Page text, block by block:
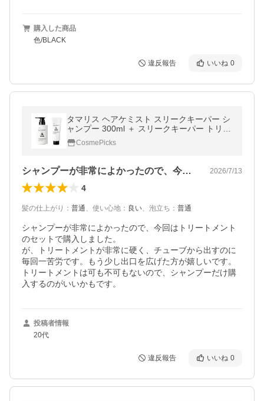
購入した商品
色/BLACK
違反報告 いいね 0
タマリス ヘアケミスト スリークキーパー シ
ャンプー 300ml ＋ スリークキーパー トリー
トメント 200g セット
CosmePicks
シャンプーが非常によかったので、今回は… 2026/7/13
4
髪の仕上がり ： 普通、 使い心地 ： 良い、 泡立ち ： 普通
シャンプーが非常によかったので、今回はトリートメント
のセットで購入しました。
が、トリートメントが非常に硬く、チューブから出すのに
毎回一苦労です。もう少し出口を広げた方が嬉しいです。
トリートメントは可も不可もないので、シャンプーだけ購
入するのがいいかもです。
投稿者情報
20代
違反報告 いいね 0